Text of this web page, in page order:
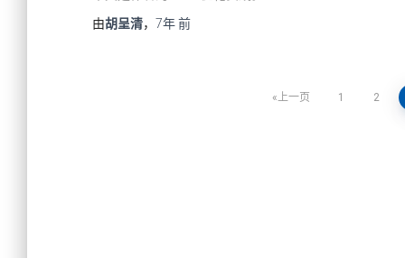
由胡呈清， 7年前
上一页 1 2